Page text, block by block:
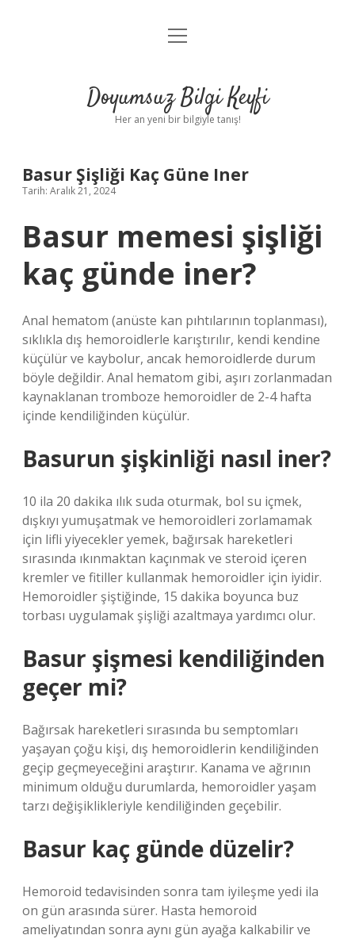
Anasayfa
Yasal Uyarı
menüyü
Doyumsuz Bilgi Keyfi
Her an yeni bir bilgiyle tanış!
Basur Şişliği Kaç Güne Iner
Tarih: Aralık 21, 2024
Basur memesi şişliği
kaç günde iner?
Anal hematom (anüste kan pıhtılarının toplanması),
sıklıkla dış hemoroidlerle karıştırılır, kendi kendine
küçülür ve kaybolur, ancak hemoroidlerde durum
böyle değildir. Anal hematom gibi, aşırı zorlanmadan
kaynaklanan tromboze hemoroidler de 2-4 hafta
içinde kendiliğinden küçülür.
Basurun şişkinliği nasıl iner?
10 ila 20 dakika ılık suda oturmak, bol su içmek,
dışkıyı yumuşatmak ve hemoroidleri zorlamamak
için lifli yiyecekler yemek, bağırsak hareketleri
sırasında ıkınmaktan kaçınmak ve steroid içeren
kremler ve fitiller kullanmak hemoroidler için iyidir.
Hemoroidler şiştiğinde, 15 dakika boyunca buz
torbası uygulamak şişliği azaltmaya yardımcı olur.
Basur şişmesi kendiliğinden
geçer mi?
Bağırsak hareketleri sırasında bu semptomları
yaşayan çoğu kişi, dış hemoroidlerin kendiliğinden
geçip geçmeyeceğini araştırır. Kanama ve ağrının
minimum olduğu durumlarda, hemoroidler yaşam
tarzı değişiklikleriyle kendiliğinden geçebilir.
Basur kaç günde düzelir?
Hemoroid tedavisinden sonra tam iyileşme yedi ila
on gün arasında sürer. Hasta hemoroid
ameliyatından sonra aynı gün ayağa kalkabilir ve